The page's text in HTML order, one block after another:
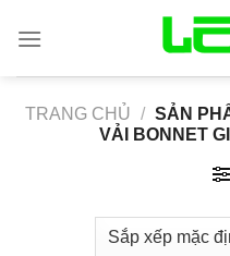
TRANG CHỦ / SẢN
VẢI BONNET